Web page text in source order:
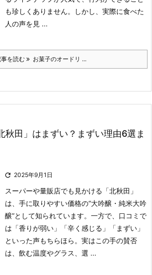
も珍しくありません。
しかし、実際に食べた
人の声を見 ...
を読む お菓子のオードリ ...
秋田」はまずい？まずい理由6選ま
 2025年9月1日
スーパーや量販店でも見かける「北秋田」
は、手に取りやすい価格の“大吟醸・純米大吟
醸”として知られています。 一方で、口コミで
は「香りが弱い」「辛く感じる」「まずい」
といった声もちらほら。実はこの手の賛否
は、飲む温度やグラス、選 ...